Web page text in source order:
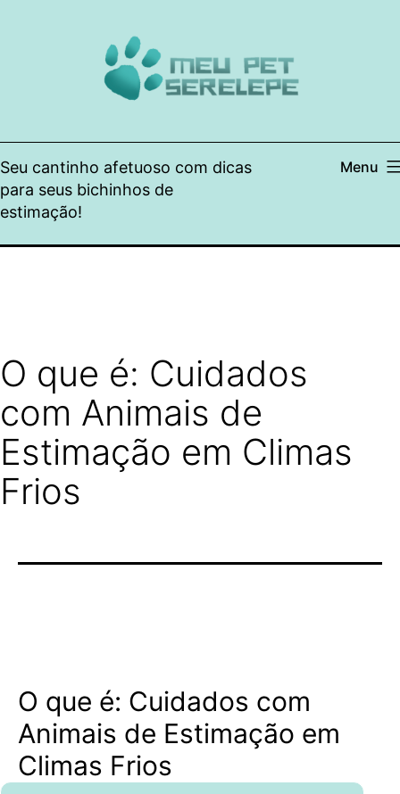
Seu cantinho afetuoso com dicas
para seus bichinhos de
estimação!
Menu
O que é: Cuidados
com Animais de
Estimação em Climas
Frios
O que é: Cuidados com
Animais de Estimação em
Climas Frios